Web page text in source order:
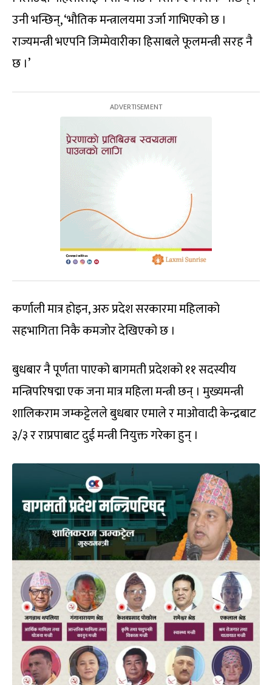
उनी भन्छिन्, ‘भौतिक मन्त्रालयमा उर्जा गाभिएको छ ।
राज्यमन्त्री भएपनि जिम्मेवारीका हिसाबले फूलमन्त्री सरह नै
छ ।’
कर्णाली मात्र होइन, अरु प्रदेश सरकारमा महिलाको
सहभागिता निकै कमजोर देखिएको छ ।
बुधबार नै पूर्णता पाएको बागमती प्रदेशको ११ सदस्यीय
मन्त्रिपरिषद्मा एक जना मात्र महिला मन्त्री छन् । मुख्यमन्त्री
शालिकराम जम्कट्टेलले बुधबार एमाले र माओवादी केन्द्रबाट
३/३ र राप्रपाबाट दुई मन्त्री नियुक्त गरेका हुन् ।